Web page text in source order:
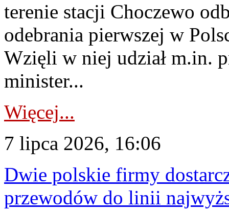
terenie stacji Choczewo
odebrania pierwszej w
Wzięli w niej udział m.in.
minister...
Więcej...
7 lipca 2026, 16:06
Dwie polskie firmy
przewodów do linii